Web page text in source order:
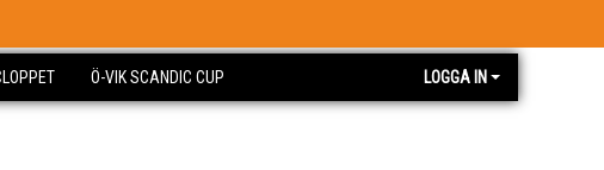
Ö-VIK SCANDIC CUP LOGGA IN